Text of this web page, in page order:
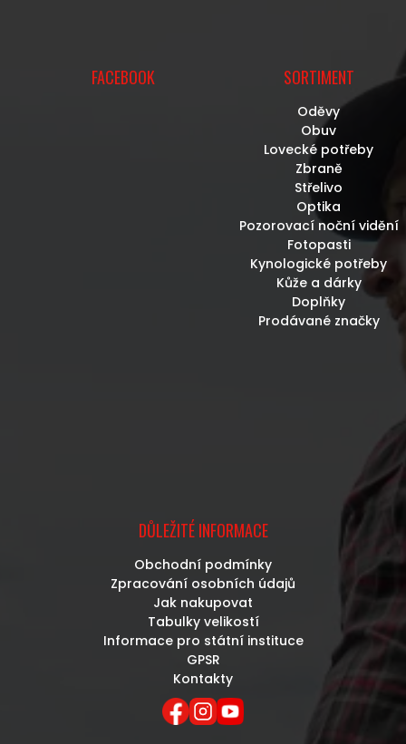
FACEBOOK SORTIMENT
Oděvy
Obuv
Lovecké potřeby
Zbraně
Střelivo
Optika
Pozorovací noční vidění
Fotopasti
Kynologické potřeby
Kůže a dárky
Doplňky
Prodávané značky
DŮLEŽITÉ INFORMACE
Obchodní podmínky
Zpracování osobních údajů
Jak nakupovat
Tabulky velikostí
Informace pro státní instituce
GPSR
Kontakty